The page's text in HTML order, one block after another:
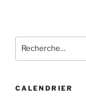
pour
CALENDRIER